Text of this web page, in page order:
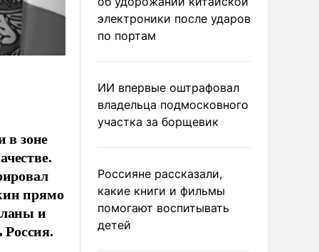
зоне
прямо
и
Россия.
электроники после ударов
по портам
ИИ впервые оштрафовал
владельца подмосковного
участка за борщевик
Россияне рассказали,
какие книги и фильмы
помогают воспитывать
детей